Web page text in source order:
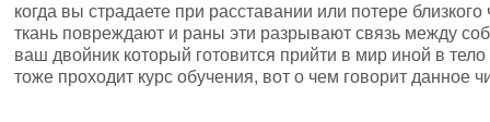
когда вы страдаете при расставании или потере
ткань повреждают и раны эти разрывают связь между
ваш двойник который готовится прийти в мир иной в тело
тоже проходит курс обучения, вот о чем говорит данное